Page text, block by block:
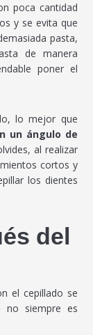
poca cantidad
y se evita que
pasta,
de manera
poner el
lo mejor que
un ángulo de
al realizar
cortos y
los dientes
del
el cepillado se
no siempre es